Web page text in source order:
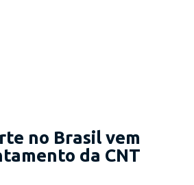
no Brasil vem
da CNT